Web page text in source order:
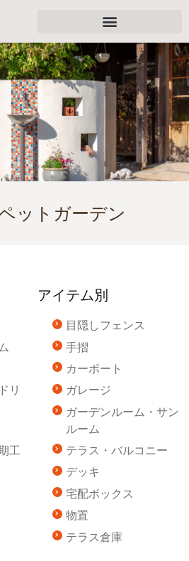
ットガーデン
リ
工
アイテム別
目隠しフェンス
手摺
カーポート
ガレージ
ガーデンルーム・サン
ルーム
テラス・バルコニー
デッキ
宅配ボックス
物置
テラス倉庫